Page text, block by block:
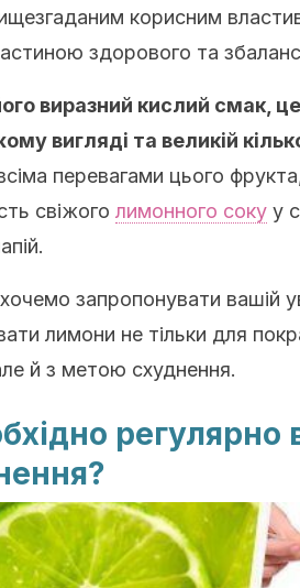
корисним
здорового та
виразний кислий смак,
вигляді та великій
перевагами цього
свіжого лимонного соку у
запропонувати вашій
лимони не тільки для
й з метою схуднення.